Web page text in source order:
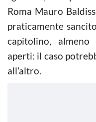
Roma Mauro
praticamente
capitolino,
aperti: il caso
all’altro.